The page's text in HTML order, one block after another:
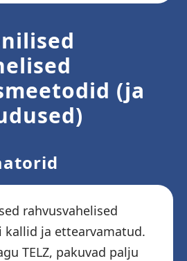
(ja
rahvusvahelised
kallid ja ettearvamatud.
TELZ, pakuvad palju